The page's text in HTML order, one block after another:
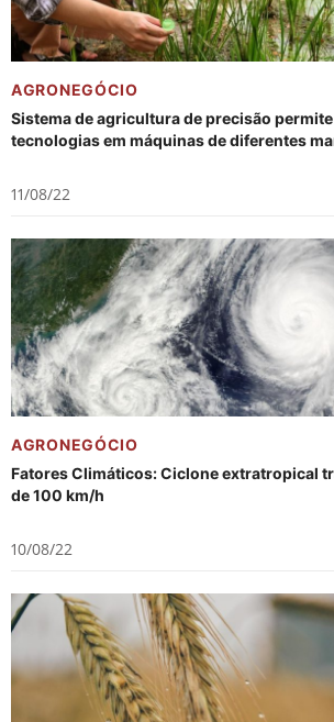
AGRONEGÓCIO
Sistema de agricultura de precisão
tecnologias em máquinas de diferentes
11/08/22
AGRONEGÓCIO
Fatores Climáticos: Ciclone extratropical
de 100 km/h
10/08/22